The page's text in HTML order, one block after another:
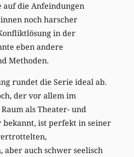
auf die Anfeindungen
noch harscher
in der
eben andere
Methoden.
rundet die Serie ideal ab.
der vor allem im
als Theater- und
bekannt, ist perfekt in seiner
auch schwer seelisch